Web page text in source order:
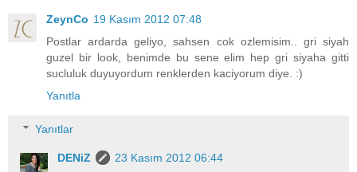
ZeynCo 19 Kasım 2012 07:48
Postlar ardarda geliyo, sahsen cok ozlemisim.. gri siyah
guzel bir look, benimde bu sene elim hep gri siyaha gitti
sucluluk duyuyordum renklerden kaciyorum diye. :)
Yanıtla
Yanıtlar
DENiZ
23 Kasım 2012 06:44